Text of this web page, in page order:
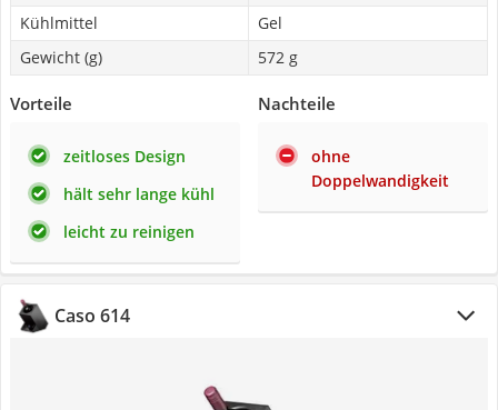
Kühlmittel
Gel
Gewicht (g)
572 g
Vorteile
zeitloses Design
hält sehr lange kühl
leicht zu reinigen
Nachteile
ohne
Doppelwandigkeit
Caso 614